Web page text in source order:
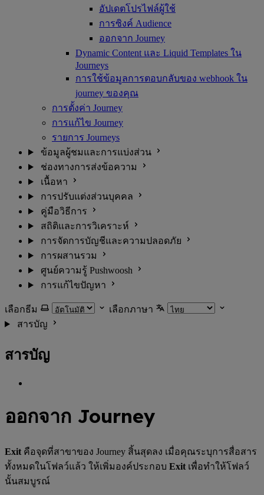
อัปเดตโปรไฟล์ผู้ใช้
การซิงค์ Audience
ออกจาก Journey
Dynamic Content และ Liquid Templates ใน
Journeys
การใช้ข้อมูลการตอบกลับของ webhook ใน
journey ของคุณ
การตั้งค่า Journey
การแก้ไข Journey
รายการ Journeys
ข้อมูลผู้ชมและการแบ่งส่วน
ช่องทางการส่งข้อความ
เนื้อหา
การปรับแต่งส่วนบุคคล
คู่มือวิธีการ
สถิติและการวิเคราะห์
การจัดการบัญชีและความปลอดภัย
การผสานรวม
ศูนย์ความรู้ Pushwoosh
การแก้ไขปัญหา
เลือกธีม
เลือกภาษา
สารบัญ
สารบัญ
ออกจาก Journey
Exit คือจุดที่สาขาของ Journey สิ้นสุดลง เมื่อคุณระบุการสื่อสาร
ทั้งหมดในโฟลว์แล้ว ให้เพิ่มองค์ประกอบ Exit เพื่อทำให้โฟลว์
นั้นสมบูรณ์